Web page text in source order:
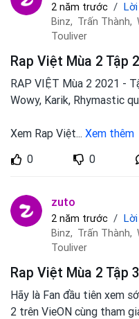
2 năm trước
Binz, Trấn Thành,
Touliver
Rap Việt Mùa 2 Tập
RAP VIỆT Mùa 2 2021 -
Wowy, Karik, Rhymastic
Xem Rap Việt... Xem thêm
0
0
zuto
2 năm trước
Binz, Trấn Thành,
Touliver
Rap Việt Mùa 2 Tập
Hãy là Fan đầu tiên xem
2 trên VieON cùng tham